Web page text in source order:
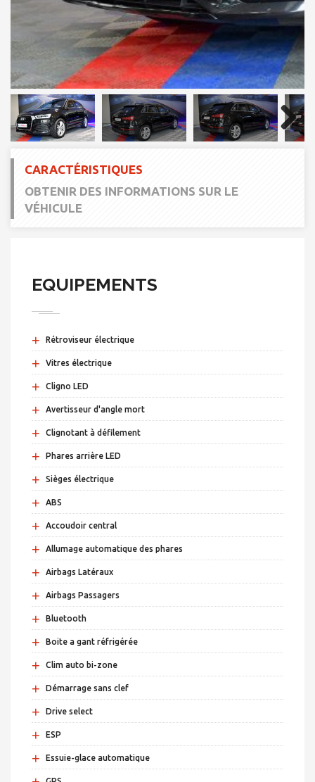
Next
CARACTÉRISTIQUES
OBTENIR DES INFORMATIONS SUR LE
VÉHICULE
EQUIPEMENTS
+ Rétroviseur électrique
+ Vitres électrique
+ Cligno LED
+ Avertisseur d'angle mort
+ Clignotant à défilement
+ Phares arrière LED
+ Sièges électrique
+ ABS
+ Accoudoir central
+ Allumage automatique des phares
+ Airbags Latéraux
+ Airbags Passagers
+ Bluetooth
+ Boite a gant réfrigérée
+ Clim auto bi-zone
+ Démarrage sans clef
+ Drive select
+ ESP
+ Essuie-glace automatique